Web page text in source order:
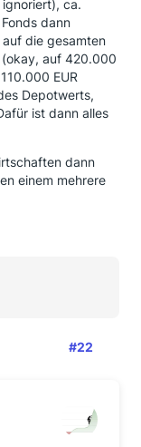
ca.
dann
die gesamten
auf 420.000
EUR
Depotwerts,
ist dann alles
dann
einem mehrere
#22